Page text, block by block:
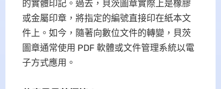
的實體印記。過去，貝茨圖章實際上是橡膠
或金屬印章，將指定的編號直接印在紙本文
件上。如今，隨著向數位文件的轉變，貝茨
圖章通常使用 PDF 軟體或文件管理系統以電
子方式應用。